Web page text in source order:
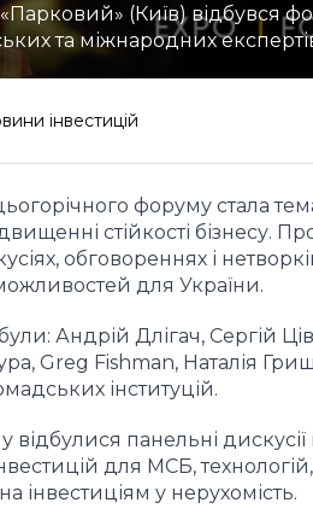
(Київ) відбувся
та міжнародних
інвестицій
форуму стала
стійкості бізнесу.
обговореннях і
для України.
Андрій Длігач, Сергій
Greg Fishman, Наталія
інституцій.
відбулися панельні
для МСБ,
інвестиціям у нерухомість.